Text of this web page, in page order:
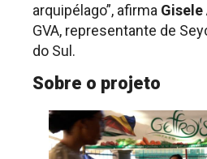
arquipélago”, afirma Gisele
GVA, representante de
do Sul.
Sobre o projeto